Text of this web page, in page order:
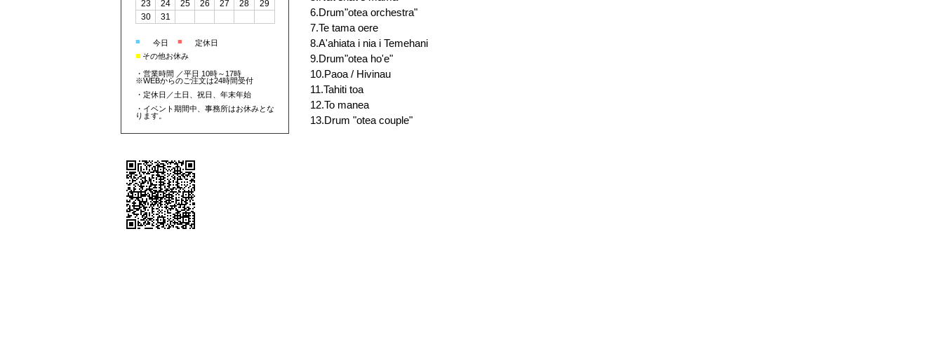
6.Drum"otea orchestra"
7.Te tama oere
8.A'ahiata i nia i Temehani
9.Drum"otea ho'e"
10.Paoa / Hivinau
11.Tahiti toa
12.To manea
13.Drum "otea couple"
23
24 25 26 27 28
29
30
31
■ 今日 ■ 定休日
■ その他お休み
・営業時間 ／平日 10時～17時
※WEBからのご注文は24時間受付
・定休日／土日、祝日、年末年始
・イベント期間中、事務所はお休みとな
ります。